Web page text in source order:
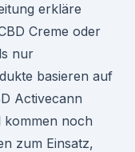
erkläre
Creme oder
nur
basieren auf
Activecann
kommen noch
zum Einsatz,